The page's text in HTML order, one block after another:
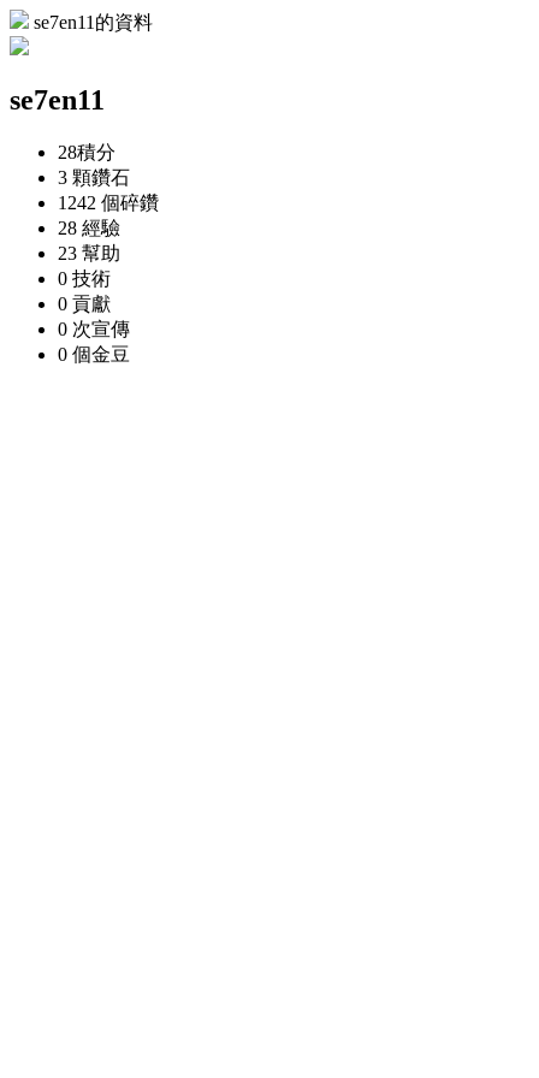
se7en11的資料
se7en11
28積分
3 顆鑽石
1242 個碎鑽
28 經驗
23 幫助
0 技術
0 貢獻
0 次宣傳
0 個金豆